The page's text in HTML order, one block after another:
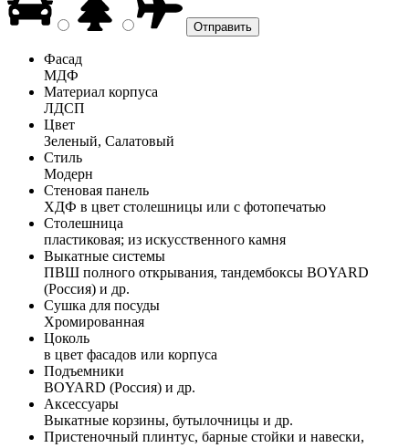
Фасад
МДФ
Материал корпуса
ЛДСП
Цвет
Зеленый, Салатовый
Стиль
Модерн
Стеновая панель
ХДФ в цвет столешницы или с фотопечатью
Столешница
пластиковая; из искусственного камня
Выкатные системы
ПВШ полного открывания, тандембоксы BOYARD
(Россия) и др.
Сушка для посуды
Хромированная
Цоколь
в цвет фасадов или корпуса
Подъемники
BOYARD (Россия) и др.
Аксессуары
Выкатные корзины, бутылочницы и др.
Пристеночный плинтус, барные стойки и навески,